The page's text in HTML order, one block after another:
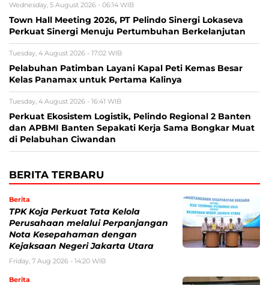
Wednesday, 5 August 2026 - 06:14 WIB
Town Hall Meeting 2026, PT Pelindo Sinergi Lokaseva
Perkuat Sinergi Menuju Pertumbuhan Berkelanjutan
Tuesday, 4 August 2026 - 17:02 WIB
Pelabuhan Patimban Layani Kapal Peti Kemas Besar
Kelas Panamax untuk Pertama Kalinya
Tuesday, 4 August 2026 - 16:41 WIB
Perkuat Ekosistem Logistik, Pelindo Regional 2 Banten
dan APBMI Banten Sepakati Kerja Sama Bongkar Muat
di Pelabuhan Ciwandan
BERITA TERBARU
Berita
TPK Koja Perkuat Tata Kelola
Perusahaan melalui Perpanjangan
Nota Kesepahaman dengan
Kejaksaan Negeri Jakarta Utara
Friday, 7 Aug 2026 - 14:20 WIB
Berita